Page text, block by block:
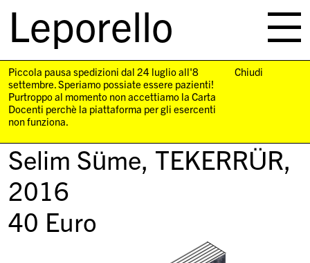
Leporello
navigation
Piccola pausa spedizioni dal 24 luglio all'8
settembre. Speriamo possiate essere pazienti!
Purtroppo al momento non accettiamo la Carta
Docenti perchè la piattaforma per gli esercenti
non funziona.
Chiudi
Selim Süme, TEKERRÜR,
2016
40 Euro